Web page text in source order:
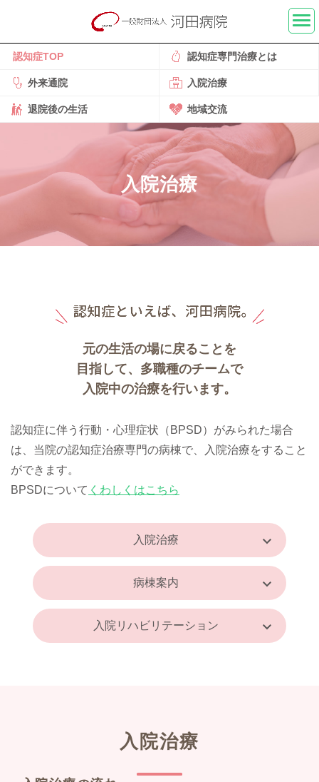
認知症TOP 認知症専門治療とは
外来通院 入院治療
退院後の生活 地域交流
入院治療
元の生活の場に戻ることを
目指して、 多職種のチームで
入院中の治療を行います。
認知症に伴う行動・心理症状（BPSD）がみられた場合
は、 当院の認知症治療専門の病棟で、入院治療をすること
ができます。
BPSDについて くわしくはこちら
入院治療
病棟案内
入院リハビリテーション
入院治療